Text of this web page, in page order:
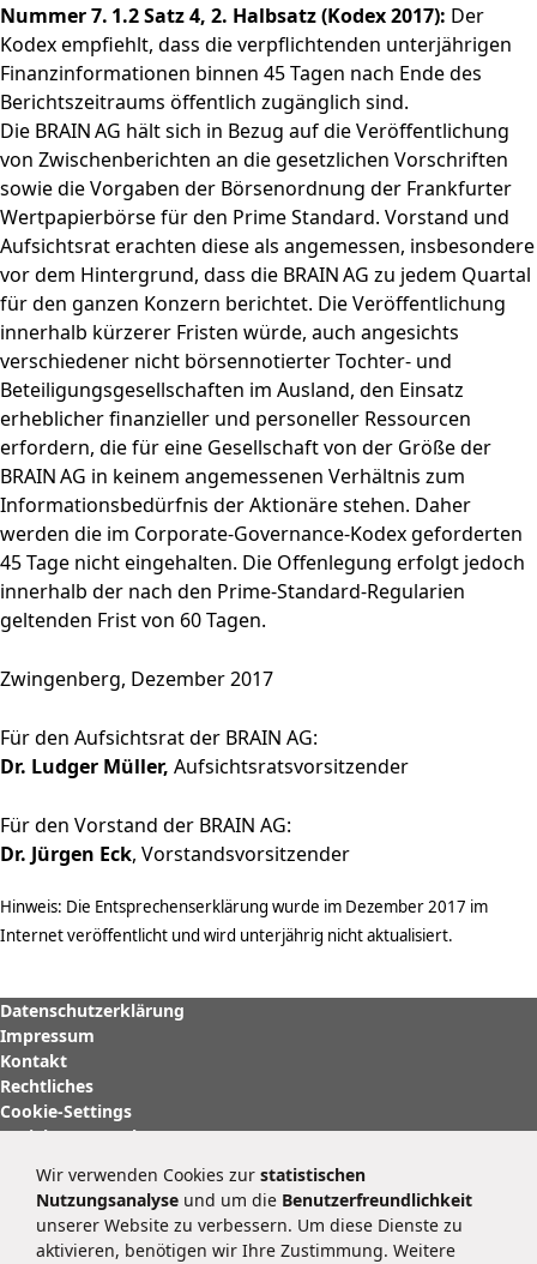
Nummer 7. 1.2 Satz 4, 2. Halbsatz (Kodex 2017): Der
Kodex empfiehlt, dass die verpflichtenden unterjährigen
Finanzinformationen binnen 45 Tagen nach Ende des
Berichtszeitraums öffentlich zugänglich sind.
Die BRAIN AG hält sich in Bezug auf die Veröffentlichung
von Zwischenberichten an die gesetzlichen Vorschriften
sowie die Vorgaben der Börsenordnung der Frankfurter
Wertpapierbörse für den Prime Standard. Vorstand und
Aufsichtsrat erachten diese als angemessen, insbesondere
vor dem Hintergrund, dass die BRAIN AG zu jedem Quartal
für den ganzen Konzern berichtet. Die Veröffentlichung
innerhalb kürzerer Fristen würde, auch angesichts
verschiedener nicht börsennotierter Tochter- und
Beteiligungsgesellschaften im Ausland, den Einsatz
erheblicher finanzieller und personeller Ressourcen
erfordern, die für eine Gesellschaft von der Größe der
BRAIN AG in keinem angemessenen Verhältnis zum
Informationsbedürfnis der Aktionäre stehen. Daher
werden die im Corporate-Governance-Kodex geforderten
45 Tage nicht eingehalten. Die Offenlegung erfolgt jedoch
innerhalb der nach den Prime-Standard-Regularien
geltenden Frist von 60 Tagen.
Zwingenberg, Dezember 2017
Für den Aufsichtsrat der BRAIN AG:
Dr. Ludger Müller, Aufsichtsratsvorsitzender
Für den Vorstand der BRAIN AG:
Dr. Jürgen Eck, Vorstandsvorsitzender
Hinweis: Die Entsprechenserklärung wurde im Dezember 2017 im
Internet veröffentlicht und wird unterjährig nicht aktualisiert.
BRAIN Biotech AG
Darmstädter Straße 34 – 36
64673 Zwingenberg
Soziale Netzwerke
Datenschutzerklärung
Impressum
Kontakt
Rechtliches
Cookie-Settings
Wir verwenden Cookies zur statistischen
Nutzungsanalyse und um die Benutzerfreundlichkeit
unserer Website zu verbessern. Um diese Dienste zu
aktivieren, benötigen wir Ihre Zustimmung. Weitere